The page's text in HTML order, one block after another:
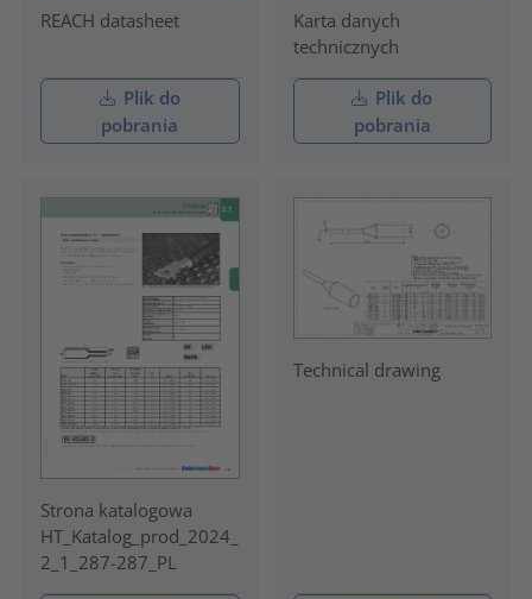
REACH datasheet
Plik do
pobrania
Karta danych
technicznych
Plik do
pobrania
Strona katalogowa
HT_Katalog_prod_2024_
2_1_287-287_PL
Technical drawing